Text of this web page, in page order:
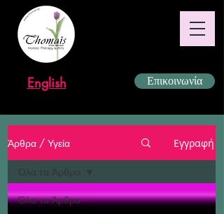
English Επικοινωνία
Άρθρα / Υγεία Εγγραφή
Όλα τα Άρθρα
Όλα τα Άρθρα